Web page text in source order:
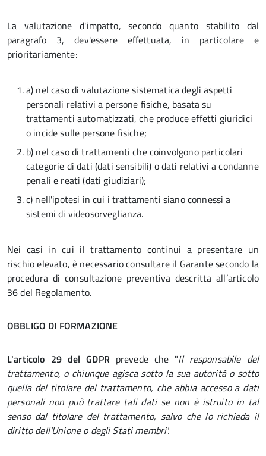
La valutazione d'impatto, secondo quanto stabilito dal
paragrafo 3, dev'essere effettuata, in particolare e
prioritariamente:
a) nel caso di valutazione sistematica degli aspetti
personali relativi a persone fisiche, basata su
trattamenti automatizzati, che produce effetti giuridici
o incide sulle persone fisiche;
b) nel caso di trattamenti che coinvolgono particolari
categorie di dati (dati sensibili) o dati relativi a condanne
penali e reati (dati giudiziari);
c) nell'ipotesi in cui i trattamenti siano connessi a
sistemi di videosorveglianza.
Nei casi in cui il trattamento continui a presentare un
rischio elevato, è necessario consultare il Garante secondo la
procedura di consultazione preventiva descritta all’articolo
36 del Regolamento.
OBBLIGO DI FORMAZIONE
L'articolo 29 del GDPRprevede che "Il responsabile del
trattamento, o chiunque agisca sotto la sua autorità o sotto
quella del titolare del trattamento, che abbia accesso a dati
personali non può trattare tali dati se non è istruito in tal
senso dal titolare del trattamento, salvo che lo richieda il
diritto dell'Unione o degli Stati membri'.